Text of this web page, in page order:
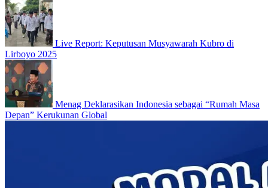
Live Report: Keputusan Musyawarah Kubro di
Lirboyo 2025
Menag Deklarasikan Indonesia sebagai “Rumah Masa
Depan” Kerukunan Global